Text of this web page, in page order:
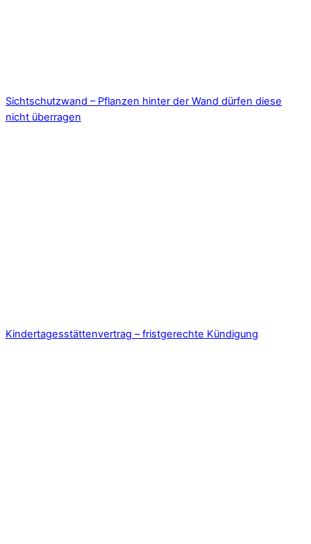
Sichtschutzwand – Pflanzen hinter der Wand dürfen diese
nicht überragen
Kindertagesstättenvertrag – fristgerechte Kündigung